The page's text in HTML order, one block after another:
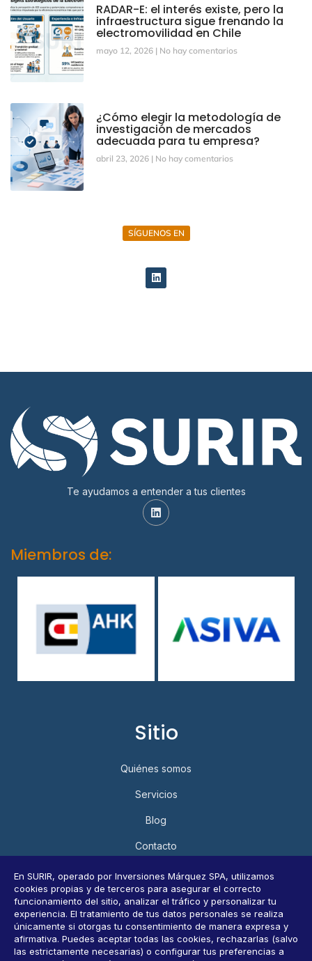
RADAR-E: el interés existe, pero la
infraestructura sigue frenando la
electromovilidad en Chile
mayo 12, 2026 No hay comentarios
¿Cómo elegir la metodología de
investigación de mercados
adecuada para tu empresa?
abril 23, 2026 No hay comentarios
SÍGUENOS EN
En SURIR, operado por Inversiones Márquez SPA, utilizamos
cookies propias y de terceros para asegurar el correcto
funcionamiento del sitio, analizar el tráfico y personalizar tu
experiencia. El tratamiento de tus datos personales se realiza
únicamente si otorgas tu consentimiento de manera expresa y
afirmativa. Puedes aceptar todas las cookies, rechazarlas (salvo
las estrictamente necesarias) o configurar tus preferencias a
Te ayudamos a entender a tus clientes
Miembros de:
Sitio
Quiénes somos
Servicios
Blog
Contacto
Política de Privacidad y Protección de Datos Personales
Consultar datos personales
Horarios